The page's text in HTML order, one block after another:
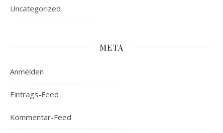
Uncategorized
META
Anmelden
Eintrags-Feed
Kommentar-Feed